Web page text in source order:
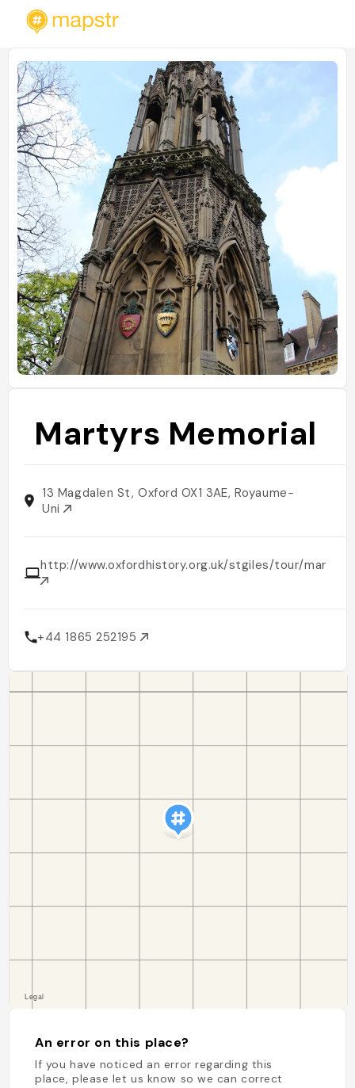
Martyrs Memorial
13 Magdalen St, Oxford OX1 3AE, Royaume-
Uni
http://www.oxfordhistory.org.uk/stgiles/tour/
+44 1865 252195
An error on this place?
If you have noticed an error regarding this
place, please let us know so we can correct